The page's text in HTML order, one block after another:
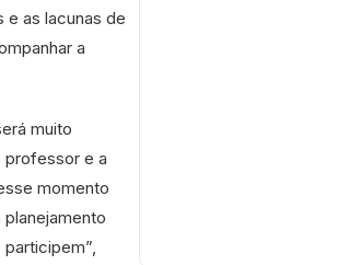
e as lacunas de
a
muito
professor e a
momento